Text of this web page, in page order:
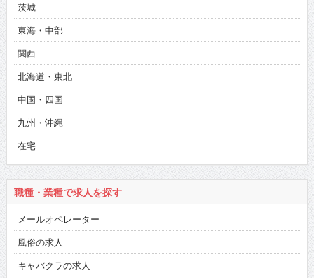
茨城
東海・中部
関西
北海道・東北
中国・四国
九州・沖縄
在宅
職種・業種で求人を探す
メールオペレーター
風俗の求人
キャバクラの求人